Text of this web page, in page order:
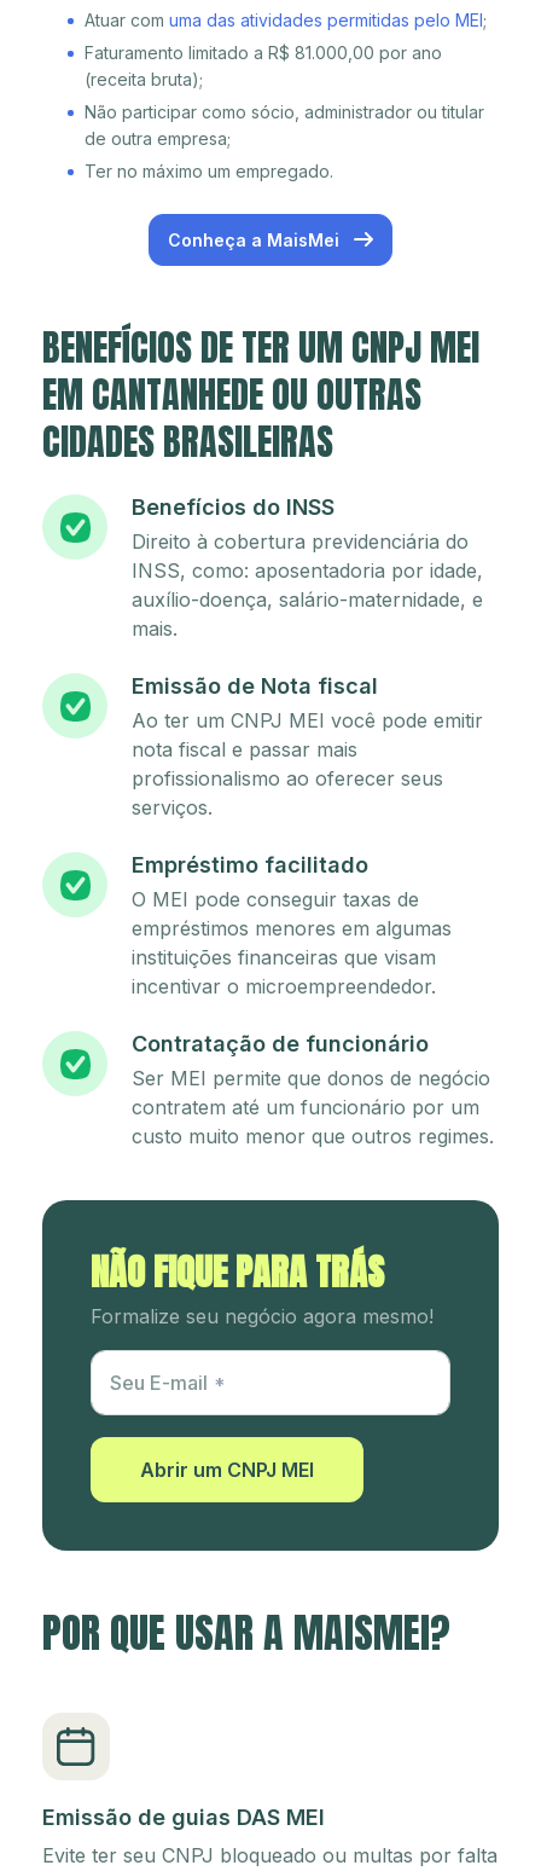
Atuar com uma das atividades permitidas pelo MEI;
Faturamento limitado a R$ 81.000,00 por ano
(receita bruta);
Não participar como sócio, administrador ou titular
de outra empresa;
Ter no máximo um empregado.
Conheça a MaisMei
BENEFÍCIOS DE TER UM CNPJ MEI
EM CANTANHEDE OU OUTRAS
CIDADES BRASILEIRAS
Benefícios do INSS
Direito à cobertura previdenciária do
INSS, como: aposentadoria por idade,
auxílio-doença, salário-maternidade, e
mais.
Emissão de Nota fiscal
Ao ter um CNPJ MEI você pode emitir
nota fiscal e passar mais
profissionalismo ao oferecer seus
serviços.
Empréstimo facilitado
O MEI pode conseguir taxas de
empréstimos menores em algumas
instituições financeiras que visam
incentivar o microempreendedor.
Contratação de funcionário
Ser MEI permite que donos de negócio
contratem até um funcionário por um
custo muito menor que outros regimes.
NÃO FIQUE PARA TRÁS
Formalize seu negócio agora mesmo!
Utm Content
Seu E-mail
Abrir um CNPJ MEI
POR QUE USAR A MAISMEI?
Emissão de guias DAS MEI
Evite ter seu CNPJ bloqueado ou multas por falta